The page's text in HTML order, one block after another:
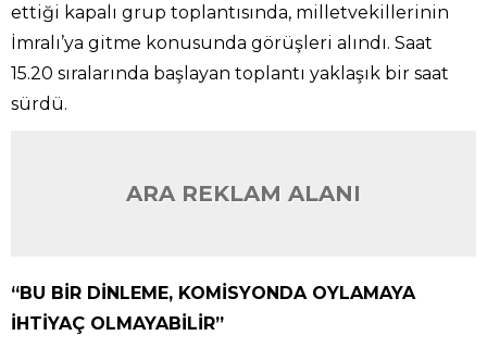
ettiği kapalı grup toplantısında, milletvekillerinin
İmralı’ya gitme konusunda görüşleri alındı. Saat
15.20 sıralarında başlayan toplantı yaklaşık bir saat
sürdü.
ARA REKLAM ALANI
“BU BİR DİNLEME, KOMİSYONDA OYLAMAYA
İHTİYAÇ OLMAYABİLİR”